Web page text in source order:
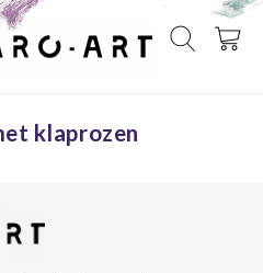
klaprozen